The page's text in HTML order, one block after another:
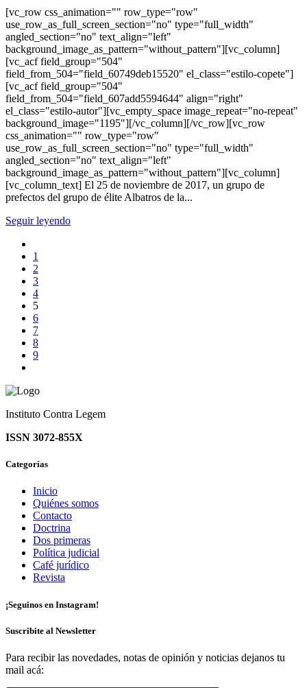
[vc_row css_animation="" row_type="row"
use_row_as_full_screen_section="no" type="full_width"
angled_section="no" text_align="left"
background_image_as_pattern="without_pattern"][vc_column]
[vc_acf field_group="504"
field_from_504="field_60749deb15520" el_class="estilo-copete"]
[vc_acf field_group="504"
field_from_504="field_607add5594644" align="right"
el_class="estilo-autor"][vc_empty_space image_repeat="no-repeat"
background_image="1195"][/vc_column][/vc_row][vc_row
css_animation="" row_type="row"
use_row_as_full_screen_section="no" type="full_width"
angled_section="no" text_align="left"
background_image_as_pattern="without_pattern"][vc_column]
[vc_column_text] El 25 de noviembre de 2017, un grupo de
prefectos del grupo de élite Albatros de la...
Seguir leyendo
1
2
3
4
5
6
7
8
9
Instituto Contra Legem
ISSN 3072-855X
Categorías
Inicio
Quiénes somos
Contacto
Doctrina
Dos primeras
Política judicial
Café jurídico
Revista
¡Seguinos en Instagram!
Suscribite al Newsletter
Para recibir las novedades, notas de opinión y noticias dejanos tu
mail acá: